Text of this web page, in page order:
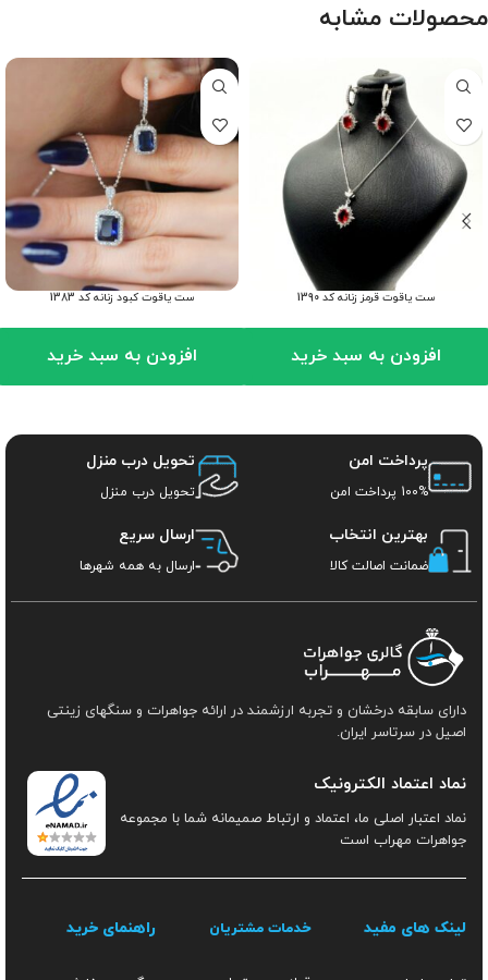
محصولات مشابه
ست یاقوت قرمز زنانه کد 1390
افزودن به سبد خرید
ست یاقوت کبود زنانه کد 1383
افزودن به سبد خرید
پرداخت امن
100% پرداخت امن
تحویل درب منزل
تحویل درب منزل
بهترین انتخاب
ضمانت اصالت کالا
ارسال سریع
ارسال به همه شهرها
دارای سابقه درخشان و تجربه ارزشمند در ارائه جواهرات و سنگهای زینتی
اصیل در سرتاسر ایران.
نماد اعتماد الکترونیک
نماد اعتبار اصلی ما، اعتماد و ارتباط صمیمانه شما با مجموعه
جواهرات مهراب است
لینک های مفید خدمات مشتریان راهنمای خرید